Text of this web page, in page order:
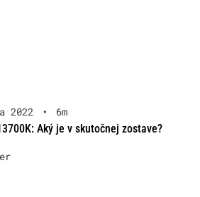
2022 •
6m
Aký je v skutočnej zostave?